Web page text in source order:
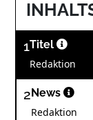
1Titel
Redaktion
2 News
Redaktion